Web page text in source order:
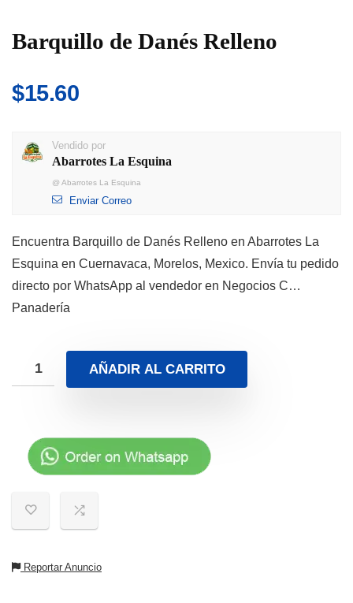
Barquillo de Danés Relleno
$15.60
Vendido por
Abarrotes La Esquina
@ Abarrotes La Esquina
Enviar Correo
Encuentra Barquillo de Danés Relleno en Abarrotes La
Esquina en Cuernavaca, Morelos, Mexico. Envía tu pedido
directo por WhatsApp al vendedor en Negocios C…
Panadería
AÑADIR AL CARRITO
Reportar Anuncio